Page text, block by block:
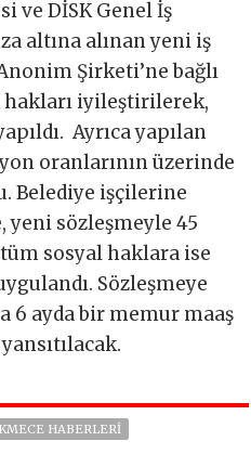
ve DİSK Genel İş
altına alınan yeni iş
Şirketi’ne bağlı
hakları iyileştirilerek,
Ayrıca yapılan
oranlarının üzerinde
Belediye işçilerine
sözleşmeyle 45
sosyal haklara ise
Sözleşmeye
6 ayda bir memur maaş
HABERLERI